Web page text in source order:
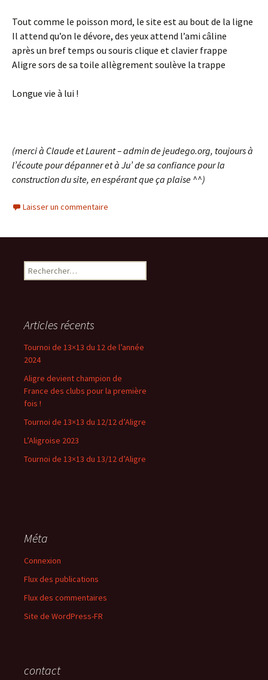
Tout comme le poisson mord, le site est au bout de la ligne
Il attend qu’on le dévore, des yeux attend l’ami câline
après un bref temps ou souris clique et clavier frappe
Aligre sors de sa toile allègrement soulève la trappe
Longue vie à lui !
(merci à Claude et Laurent – admin de jeudego.org, toujours à
l’écoute pour dépanner et à Ju’ de sa confiance pour la
construction du site, en espérant que ça plaise ^^)
Laisser un commentaire
Rechercher :
Articles récents
Tournoi de 13×13 du 12 de l’année
2024
Aligre devient champion de
France des clubs pour la première
fois !
Tournoi de 13×13 du 12/12 d’Aligre
L’Aligroise 2023
Tournoi de 13×13 du 13/12 d’Aligre
Méta
Connexion
Flux des publications
Flux des commentaires
Site de WordPress-FR
contact